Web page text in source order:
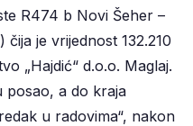
R474 b Novi Šeher –
je vrijednost 132.210
„Hajdić“ d.o.o. Maglaj.
posao, a do kraja
u radovima“, nakon